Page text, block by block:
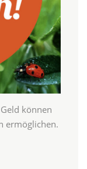
können
ermöglichen.